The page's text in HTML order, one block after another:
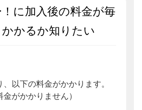
に加入後の料金が毎
かるか知りたい
以下の料金がかかります。
金がかかりません）